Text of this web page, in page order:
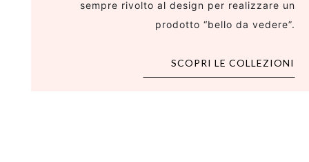
sempre rivolto al design per realizzare un
prodotto “bello da vedere”.
SCOPRI LE COLLEZIONI